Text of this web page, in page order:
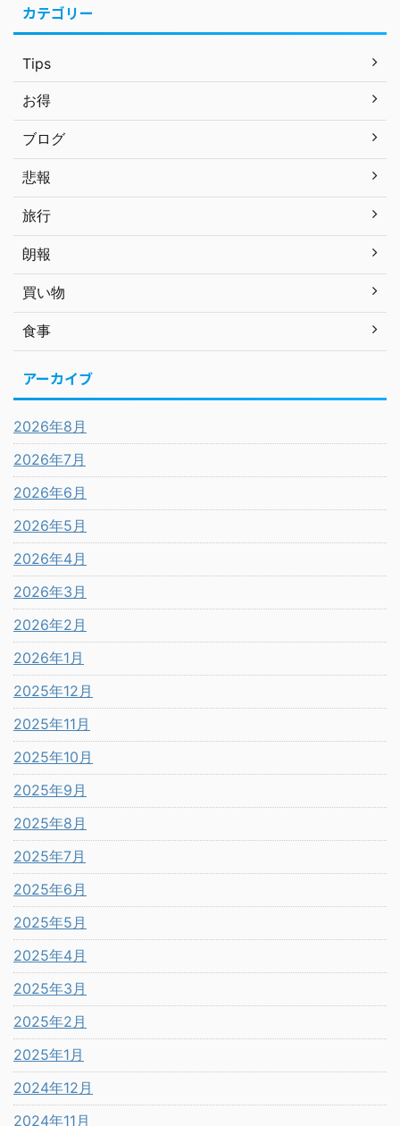
カテゴリー
Tips
お得
ブログ
悲報
旅行
朗報
買い物
食事
アーカイブ
2026年8月
2026年7月
2026年6月
2026年5月
2026年4月
2026年3月
2026年2月
2026年1月
2025年12月
2025年11月
2025年10月
2025年9月
2025年8月
2025年7月
2025年6月
2025年5月
2025年4月
2025年3月
2025年2月
2025年1月
2024年12月
2024年11月